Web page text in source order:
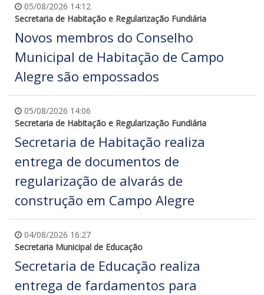
05/08/2026 14:12
Secretaria de Habitação e Regularização Fundiária
Novos membros do Conselho
Municipal de Habitação de Campo
Alegre são empossados
05/08/2026 14:06
Secretaria de Habitação e Regularização Fundiária
Secretaria de Habitação realiza
entrega de documentos de
regularização de alvarás de
construção em Campo Alegre
04/08/2026 16:27
Secretaria Municipal de Educação
Secretaria de Educação realiza
entrega de fardamentos para